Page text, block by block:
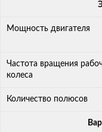
Мощность двигателя
Частота вращения
колеса
Количество полюсов